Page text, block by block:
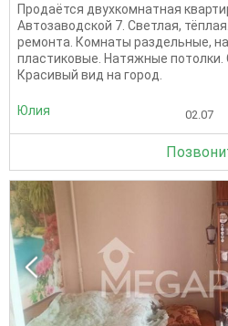
Продаётся двухкомнатная
Автозаводской 7. Светлая,
ремонта. Комнаты раздельные,
пластиковые. Натяжные потолки.
Красивый вид на город.
Юлия 02.07